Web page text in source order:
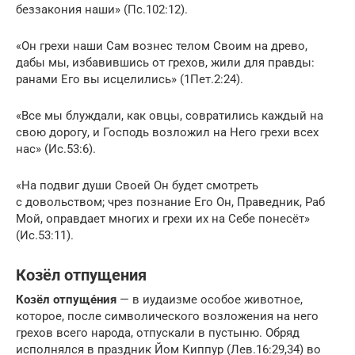
беззакония наши» (Пс.102:12).
«Он грехи наши Сам вознес телом Своим на древо,
дабы мы, избавившись от грехов, жили для правды:
ранами Его вы исцелились» (1Пет.2:24).
«Все мы блуждали, как овцы, совратились каждый на
свою дорогу, и Господь возложил на Него грехи всех
нас» (Ис.53:6).
«На подвиг души Своей Он будет смотреть
с довольством; чрез познание Его Он, Праведник, Раб
Мой, оправдает многих и грехи их на Себе понесёт»
(Ис.53:11).
Козёл отпущения
Козёл отпуще́ния — в иудаизме особое животное,
которое, после символического возложения на него
грехов всего народа, отпускали в пустыню. Обряд
исполнялся в праздник Йом Киппур (Лев.16:29,34) во